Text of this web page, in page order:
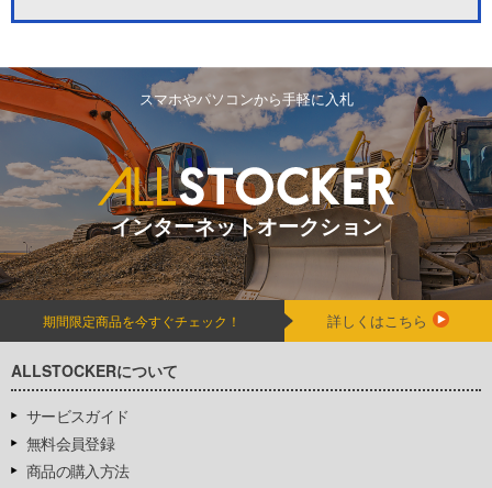
スマホやパソコンから手軽に入札
インターネットオークション
期間限定商品を今すぐチェック！ 詳しくはこちら
ALLSTOCKERについて
サービスガイド
無料会員登録
商品の購入方法